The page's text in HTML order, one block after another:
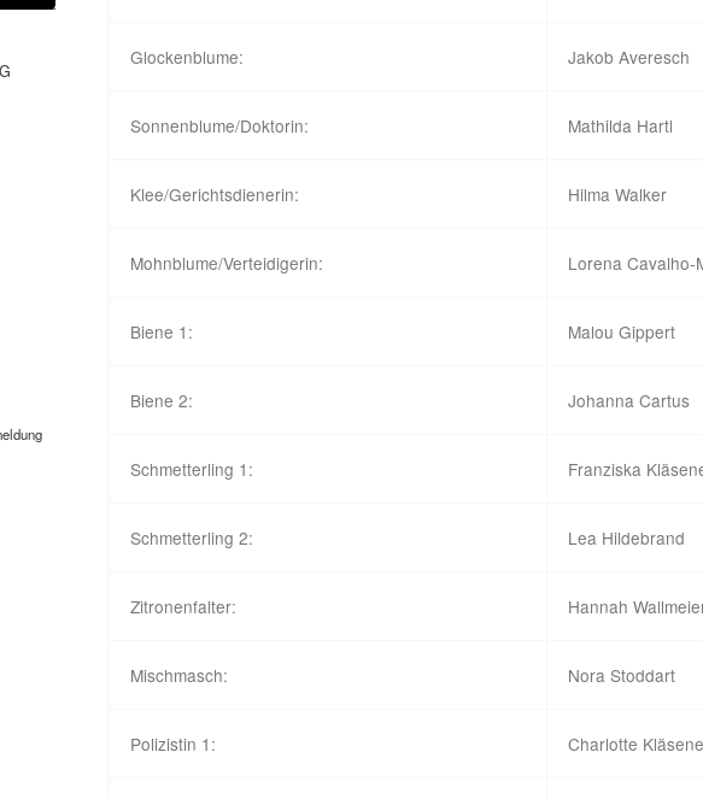
Glockenblume: Jakob Averesch
Sonnenblume/Doktorin: Mathilda Hartl
Klee/Gerichtsdienerin: Hilma Walker
Mohnblume/Verteidigerin: Lorena Cavalho-
Biene 1: Malou Gippert
Biene 2: Johanna Cartus
Schmetterling 1: Franziska
Schmetterling 2: Lea Hildebrand
Zitronenfalter: Hannah
Mischmasch: Nora Stoddart
Polizistin 1: Charlotte